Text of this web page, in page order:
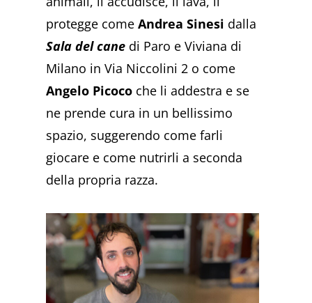
protegge comeAndrea Sinesi dalla
Sala del cane di Paro e Viviana di
Milano in Via Niccolini 2 o come
Angelo Picoco che li addestra e se
ne prende cura in un bellissimo
spazio, suggerendo come farli
giocare e come nutrirli a seconda
della propria razza.